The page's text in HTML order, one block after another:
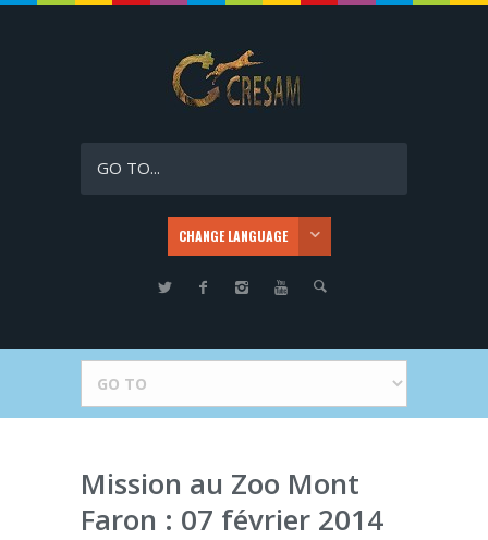
GO TO...
CHANGE LANGUAGE
Mission au Zoo Mont
Faron : 07 février 2014